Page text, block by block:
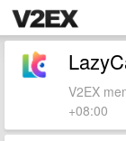
V2EX
+08:00